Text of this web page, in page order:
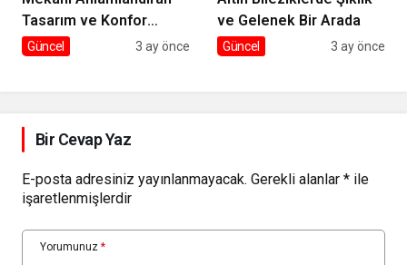
Tasarım ve Konfor
Dengesi
Güncel 3 ay önce
ve Gelenek Bir Arada
Güncel 3 ay önce
Bir Cevap Yaz
E-posta adresiniz yayınlanmayacak. Gerekli alanlar * ile
işaretlenmişlerdir
Yorumunuz *